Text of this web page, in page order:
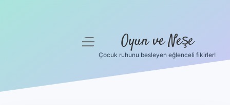
menüyü
Oyun ve Neşe
Çocuk ruhunu besleyen eğlenceli fikirler!